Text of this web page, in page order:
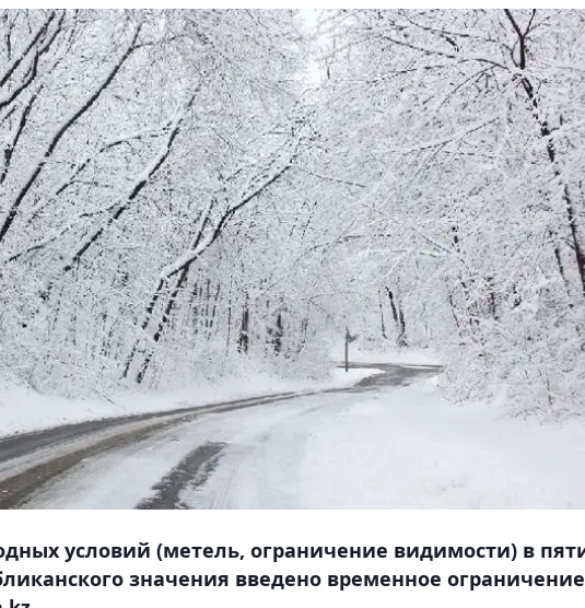
условий (метель, ограничение видимости) в
значения введено временное ограничение